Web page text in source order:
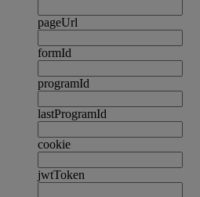
pageUrl
formId
programId
lastProgramId
cookie
jwtToken